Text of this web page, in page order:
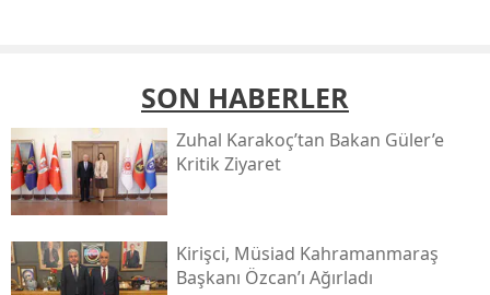
SON HABERLER
Zuhal Karakoç’tan Bakan Güler’e
Kritik Ziyaret
Kirişci, Müsi̇ad Kahramanmaraş
Başkanı Özcan’ı Ağırladı